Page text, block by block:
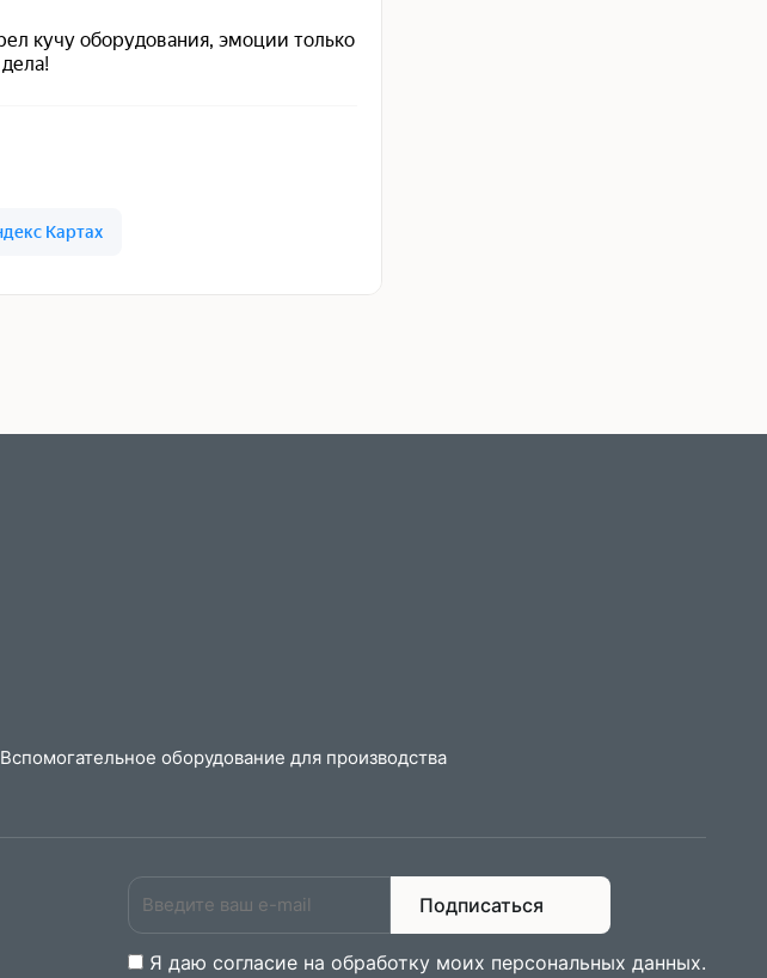
Вспомогательное оборудование для производства
Подписаться
Я даю cогласие на обработку моих персональных данных.